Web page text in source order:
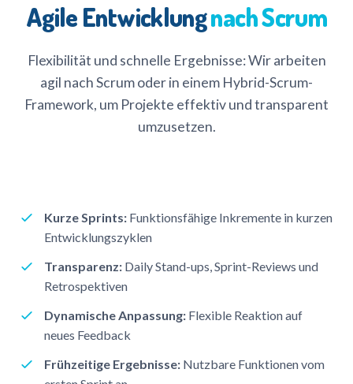
Agile Entwicklungnach Scrum
Flexibilität und schnelle Ergebnisse: Wir arbeiten
agil nach Scrum oder in einem Hybrid-Scrum-
Framework, um Projekte effektiv und transparent
umzusetzen.
Kurze Sprints: Funktionsfähige Inkremente in kurzen
Entwicklungszyklen
Transparenz: Daily Stand-ups, Sprint-Reviews und
Retrospektiven
Dynamische Anpassung: Flexible Reaktion auf
neues Feedback
Frühzeitige Ergebnisse: Nutzbare Funktionen vom